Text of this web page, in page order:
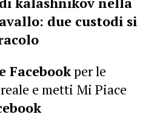
due custodi si
Facebookper le
e metti Mi Piace